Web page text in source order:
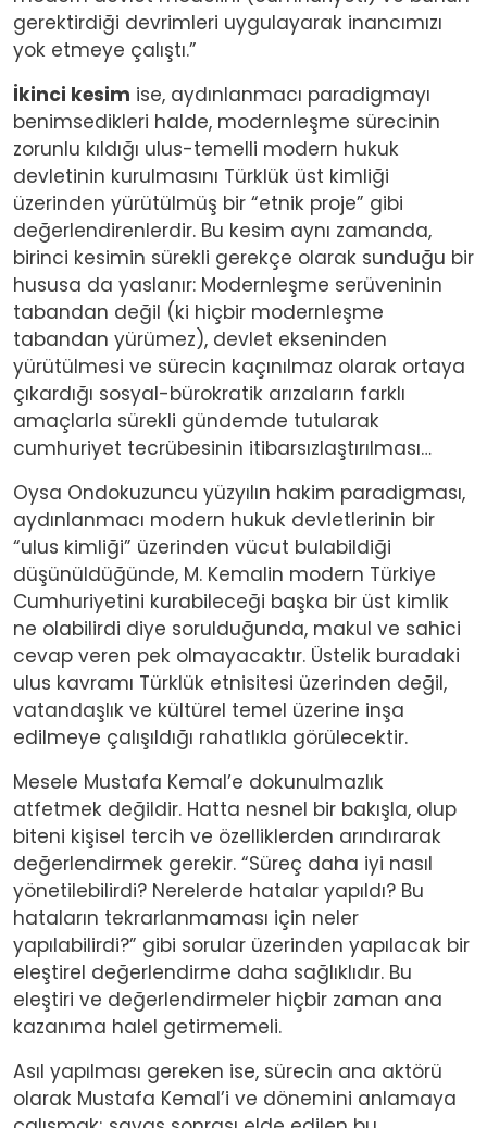
gerektirdiği devrimleri uygulayarak inancımızı
yok etmeye çalıştı.”
İkinci kesim ise, aydınlanmacı paradigmayı
benimsedikleri halde, modernleşme sürecinin
zorunlu kıldığı ulus-temelli modern hukuk
devletinin kurulmasını Türklük üst kimliği
üzerinden yürütülmüş bir “etnik proje” gibi
değerlendirenlerdir. Bu kesim aynı zamanda,
birinci kesimin sürekli gerekçe olarak sunduğu bir
hususa da yaslanır: Modernleşme serüveninin
tabandan değil (ki hiçbir modernleşme
tabandan yürümez), devlet ekseninden
yürütülmesi ve sürecin kaçınılmaz olarak ortaya
çıkardığı sosyal-bürokratik arızaların farklı
amaçlarla sürekli gündemde tutularak
cumhuriyet tecrübesinin itibarsızlaştırılması…
Oysa Ondokuzuncu yüzyılın hakim paradigması,
aydınlanmacı modern hukuk devletlerinin bir
“ulus kimliği” üzerinden vücut bulabildiği
düşünüldüğünde, M. Kemalin modern Türkiye
Cumhuriyetini kurabileceği başka bir üst kimlik
ne olabilirdi diye sorulduğunda, makul ve sahici
cevap veren pek olmayacaktır. Üstelik buradaki
ulus kavramı Türklük etnisitesi üzerinden değil,
vatandaşlık ve kültürel temel üzerine inşa
edilmeye çalışıldığı rahatlıkla görülecektir.
Mesele Mustafa Kemal’e dokunulmazlık
atfetmek değildir. Hatta nesnel bir bakışla, olup
biteni kişisel tercih ve özelliklerden arındırarak
değerlendirmek gerekir. “Süreç daha iyi nasıl
yönetilebilirdi? Nerelerde hatalar yapıldı? Bu
hataların tekrarlanmaması için neler
yapılabilirdi?” gibi sorular üzerinden yapılacak bir
eleştirel değerlendirme daha sağlıklıdır. Bu
eleştiri ve değerlendirmeler hiçbir zaman ana
kazanıma halel getirmemeli.
Asıl yapılması gereken ise, sürecin ana aktörü
olarak Mustafa Kemal’i ve dönemini anlamaya